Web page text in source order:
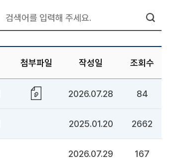
첨부파일 작성일 조회수
2026.07.28 84
2025.01.20 2662
2026.07.29 167